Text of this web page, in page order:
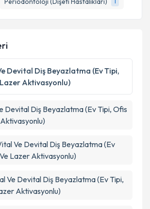
işlenmesine ilişkinAydınlatma
okudum ve kişisel verilerimin belirtilen
işlenmesini kabul ediyorum.
Takvim Talebini Gönder
Devital Diş Beyazlatma (Ev Tipi,
Aktivasyonlu)
Devital Diş Beyazlatma (Ev Tipi, Ofis
Ve Devital Diş Beyazlatma (Ev
Lazer Aktivasyonlu)
Ve Devital Diş Beyazlatma (Ev Tipi,
Aktivasyonlu)